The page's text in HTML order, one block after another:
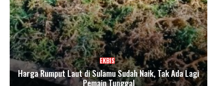
EKBIS
Harga Rumput Laut di Sulamu Sudah Naik, Tak Ada Lagi
Pemain Tunggal